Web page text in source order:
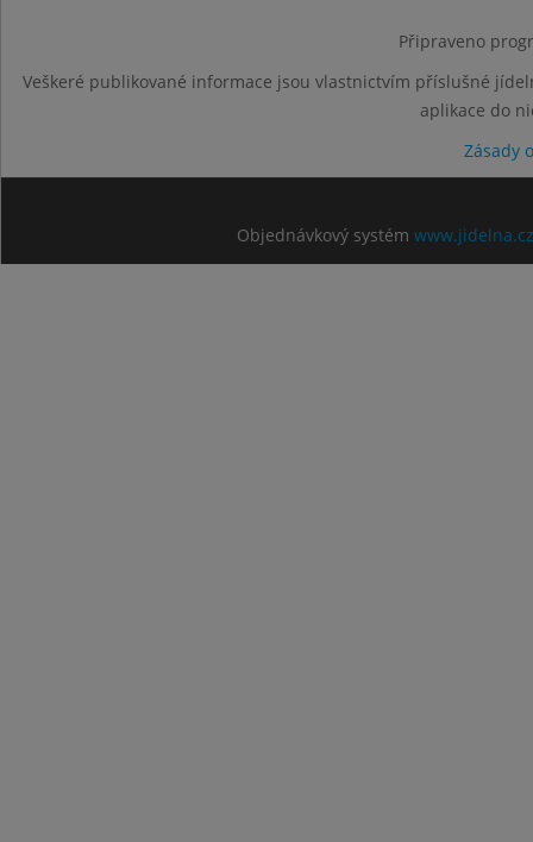
Připraveno
Veškeré publikované informace jsou vlastnictvím příslušné
aplikace do
Zásady
Objednávkový systém www.jidelna.cz